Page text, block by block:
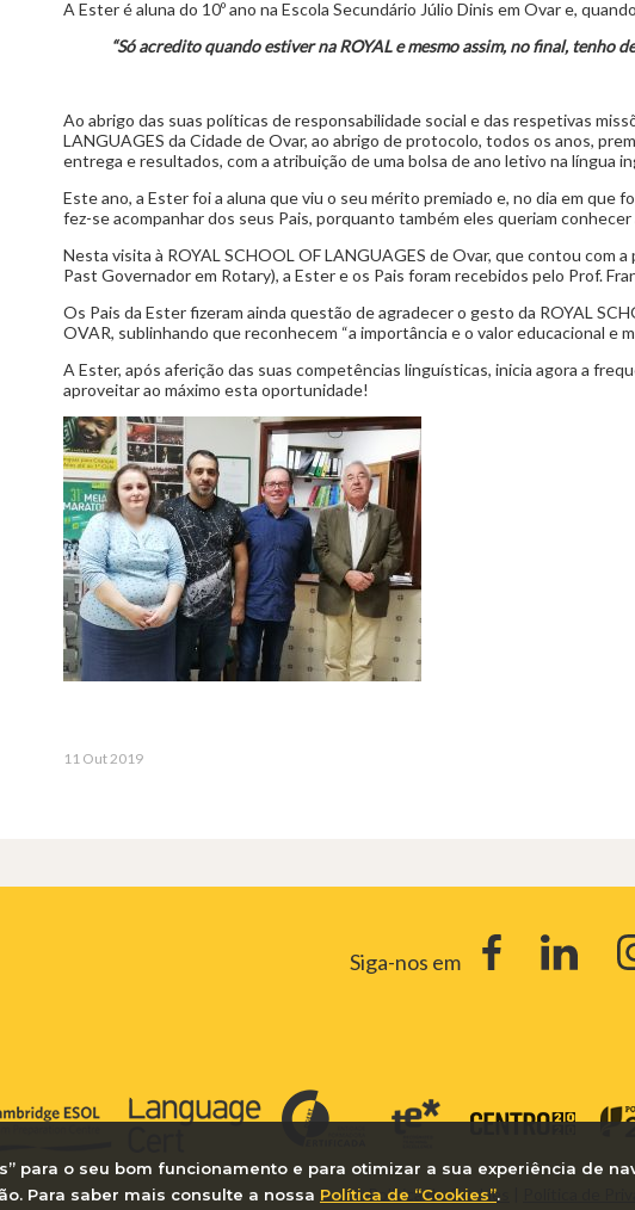
A Ester é aluna do 10º ano na Escola Secundário Júlio Dinis em Ovar e,
“Só acredito quando estiver na ROYAL e mesmo assim, no final, tenho
Ao abrigo das suas políticas de responsabilidade social e das respetivas
LANGUAGES da Cidade de Ovar, ao abrigo de protocolo, todos os anos,
entrega e resultados, com a atribuição de uma bolsa de ano letivo na língua
Este ano, a Ester foi a aluna que viu o seu mérito premiado e, no dia em que
fez-se acompanhar dos seus Pais, porquanto também eles queriam
Nesta visita à ROYAL SCHOOL OF LANGUAGES de Ovar, que contou com
Past Governador em Rotary), a Ester e os Pais foram recebidos pelo Prof.
Os Pais da Ester fizeram ainda questão de agradecer o gesto da ROYAL
OVAR, sublinhando que reconhecem “a importância e o valor educacional e
A Ester, após aferição das suas competências linguísticas, inicia agora a
aproveitar ao máximo esta oportunidade!
11 Out 2019
Siga-nos em
Política de Cookies
para o seu bom funcionamento e para otimizar a sua experiência de
Para saber mais consulte a nossa Política de “Cookies”.